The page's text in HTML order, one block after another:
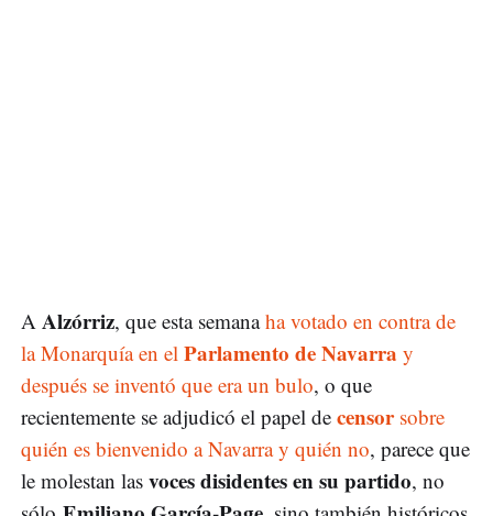
A Alzórriz, que esta semanaha votado en contra de
la Monarquía en el Parlamento de Navarra y
después se inventó que era un bulo, o que
recientemente se adjudicó el papel de censorsobre
quién es bienvenido a Navarra y quién no, parece que
le molestan las voces disidentes en su partido, no